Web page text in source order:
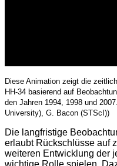
Diese Animation zeigt die
HH-34 basierend auf
den Jahren 1994, 1998 und
University), G. Bacon (STScI))
Die langfristige
erlaubt Rückschlüsse auf
weiteren Entwicklung der